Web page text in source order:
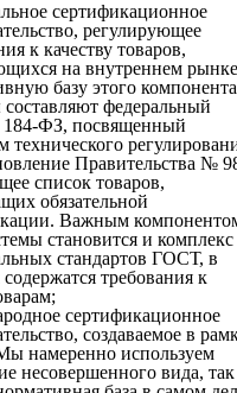
сертификационное
регулирующее
к качеству товаров,
на внутреннем
базу этого компонента
федеральный
ФЗ, посвященный
технического
Правительства №
список товаров,
обязательной
Важным
становится и комплекс
стандартов ГОСТ, в
требования к
сертификационное
создаваемое в
намеренно используем
несовершенного вида, так